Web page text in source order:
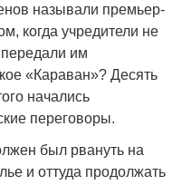
называли премьер-
когда учредители не
им
«Караван»? Десять
начались
переговоры.
был рвануть на
и оттуда продолжать